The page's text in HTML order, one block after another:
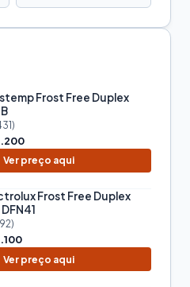
Frost Free Duplex
Ver preço aqui
Frost Free Duplex
Ver preço aqui